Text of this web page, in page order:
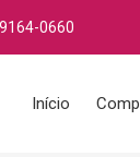
0660
Início